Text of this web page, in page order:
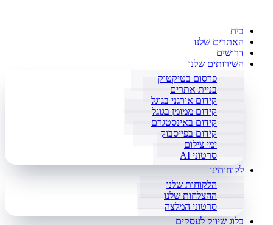
בית
האתרים שלנו
דרושים
השירותים שלנו
פרסום בטיקטוק
בניית אתרים
קידום אורגני בגוגל
קידום ממומן בגוגל
קידום באינסטגרם
קידום בפייסבוק
ימי צילום
סרטוני AI
לקוחותינו
הלקוחות שלנו
ההצלחות שלנו
סרטוני המלצה
בלוג שיווק לעסקים